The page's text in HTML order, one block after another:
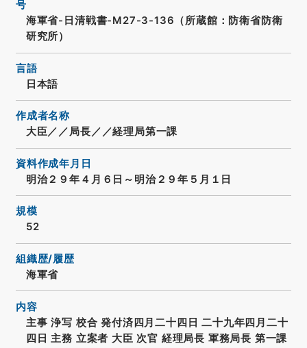
号
海軍省-日清戦書-M27-3-136（所蔵館：防衛省防衛
研究所）
言語
日本語
作成者名称
大臣／／局長／／経理局第一課
資料作成年月日
明治２９年４月６日～明治２９年５月１日
規模
52
組織歴/履歴
海軍省
内容
主事 浄写 校合 発付済四月二十四日 二十九年四月二十
四日 主務 立案者 大臣 次官 経理局長 軍務局長 第一課